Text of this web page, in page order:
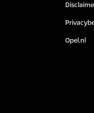
Opel.nl